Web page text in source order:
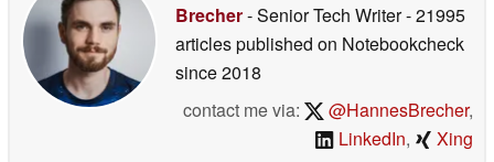
Brecher- Senior Tech Writer- 21995
articles published on Notebookcheck
since 2018
contact me via:
@HannesBrecher,
LinkedIn, Xing